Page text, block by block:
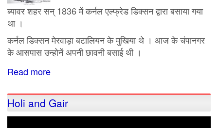
ब्यावर शहर सन् 1836 में कर्नल एल्फ्रेड डिक्सन द्वारा बसाया गया
था ।
कर्नल डिक्सन मेरवाड़ा बटालियन के मुखिया थे । आज के चंपानगर
के आसपास उन्होनें अपनी छावनी बसाई थी ।
Read more
Holi and Gair